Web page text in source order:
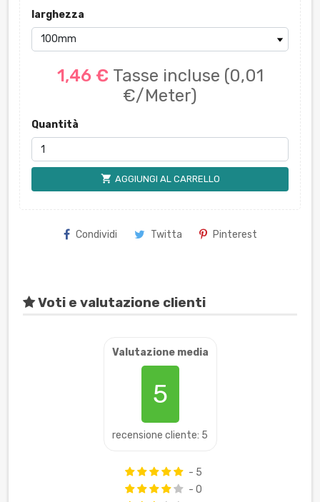
larghezza
1,46 € Tasse incluse (0,01
€/Meter)
Quantità
shopping_cart AGGIUNGI AL CARRELLO
Condividi Twitta Pinterest
Voti e valutazione clienti
Valutazione media
5
recensione cliente: 5
- 5
- 0